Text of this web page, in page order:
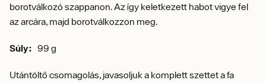
borotválkozó szappanon. Az így keletkezett habot vigye fel
az arcára, majd borotválkozzon meg.
Súly: 99 g
Utántöltő csomagolás, javasoljuk a komplett szettet a fa